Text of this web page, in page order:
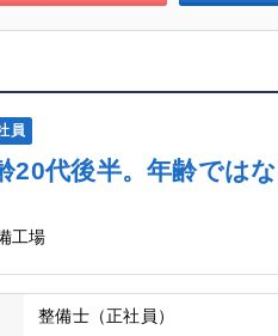
員
20代後半。年齢では
工場
整備士（正社員）